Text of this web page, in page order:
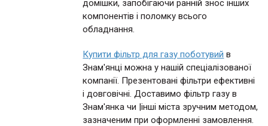
домішки, запобігаючи ранній знос інших
компонентів і поломку всього
обладнання.
Купити фільтр для газу поботувий в
Знам'янці можна у нашій спеціалізованої
компанії. Презентовані фільтри ефективні
і довговічні. Доставимо фільтр газу в
Знам'янка чи |інші міста зручним методом,
зазначеним при оформленні замовлення.